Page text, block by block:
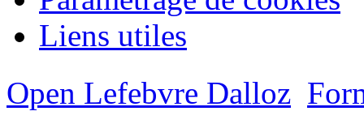
Liens utiles
Open Lefebvre Dalloz